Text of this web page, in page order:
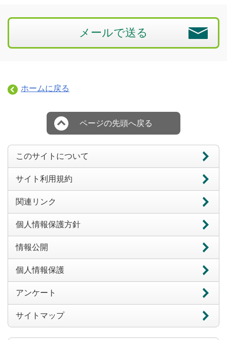
メールで送る
ホームに戻る
ページの先頭へ戻る
このサイトについて
サイト利用規約
関連リンク
個人情報保護方針
情報公開
個人情報保護
アンケート
サイトマップ